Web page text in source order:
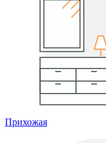
Прихожая